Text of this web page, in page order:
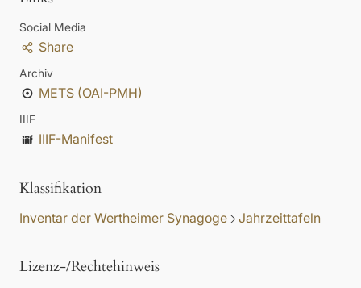
Social Media
Share
Archiv
METS (OAI-PMH)
IIIF
IIIF-Manifest
Klassifikation
Inventar der Wertheimer Synagoge Jahrzeittafeln
Lizenz-/Rechtehinweis